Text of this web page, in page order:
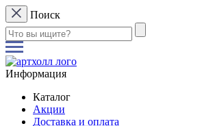
Поиск
Информация
Каталог
Акции
Доставка и оплата